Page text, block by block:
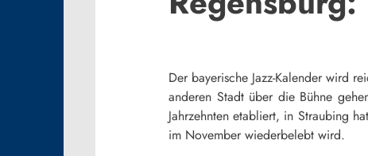
Der bayerische Jazz-Kalender wird
anderen Stadt über die Bühne
Jahrzehnten etabliert, in Straubing
im November wiederbelebt wird.